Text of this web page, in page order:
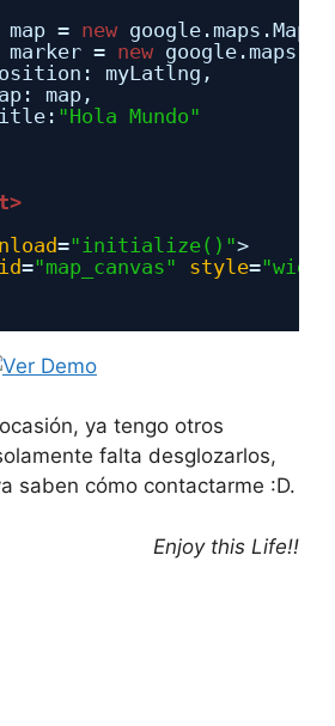
map = new
marker = new
myLatlng,
map,
"Hola Mundo"
="initialize()">
id="map_canvas" style=
ya tengo otros
falta desglozarlos,
saben cómo contactarme :D.
Enjoy this Life!!